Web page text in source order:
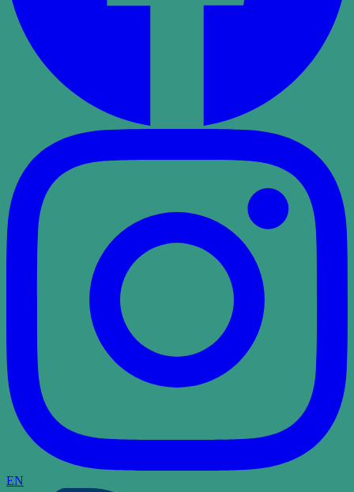
EN